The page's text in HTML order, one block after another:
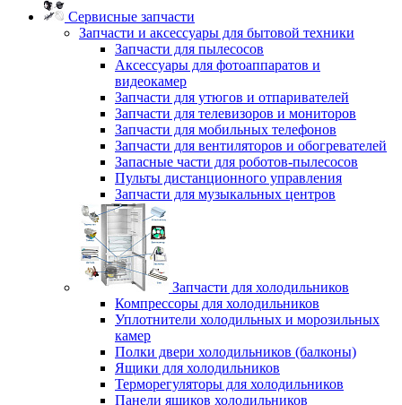
Сервисные запчасти
Запчасти и аксессуары для бытовой техники
Запчасти для пылесосов
Аксессуары для фотоаппаратов и
видеокамер
Запчасти для утюгов и отпаривателей
Запчасти для телевизоров и мониторов
Запчасти для мобильных телефонов
Запчасти для вентиляторов и обогревателей
Запасные части для роботов-пылесосов
Пульты дистанционного управления
Запчасти для музыкальных центров
Запчасти для холодильников
Компрессоры для холодильников
Уплотнители холодильных и морозильных
камер
Полки двери холодильников (балконы)
Ящики для холодильников
Терморегуляторы для холодильников
Панели ящиков холодильников